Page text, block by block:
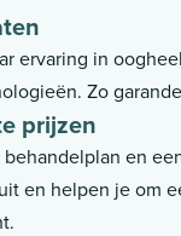
ervaring in
Zo
prijzen
en
en helpen je om